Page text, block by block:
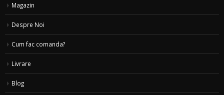
Magazin
Despre Noi
Cum fac comanda?
Livrare
Blog